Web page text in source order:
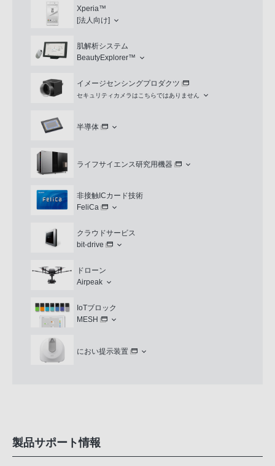
Xperia™
[法人向け]
肌解析システム
BeautyExplorer™
イメージセンシングプロダクツ
セキュリティカメラはこちらではありません
半導体
ライフサイエンス研究用機器
非接触ICカード技術
FeliCa
クラウドサービス
bit-drive
ドローン
Airpeak
IoTブロック
MESH
におい提示装置
製品サポート情報